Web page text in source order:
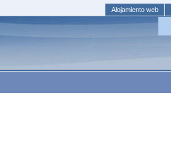
Alojamiento web